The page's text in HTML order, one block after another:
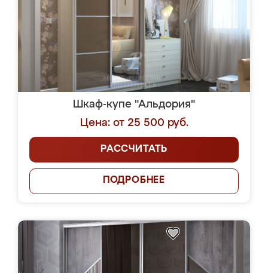
Шкаф-купе "Альдория"
Цена: от 25 500 руб.
РАССЧИТАТЬ
ПОДРОБНЕЕ